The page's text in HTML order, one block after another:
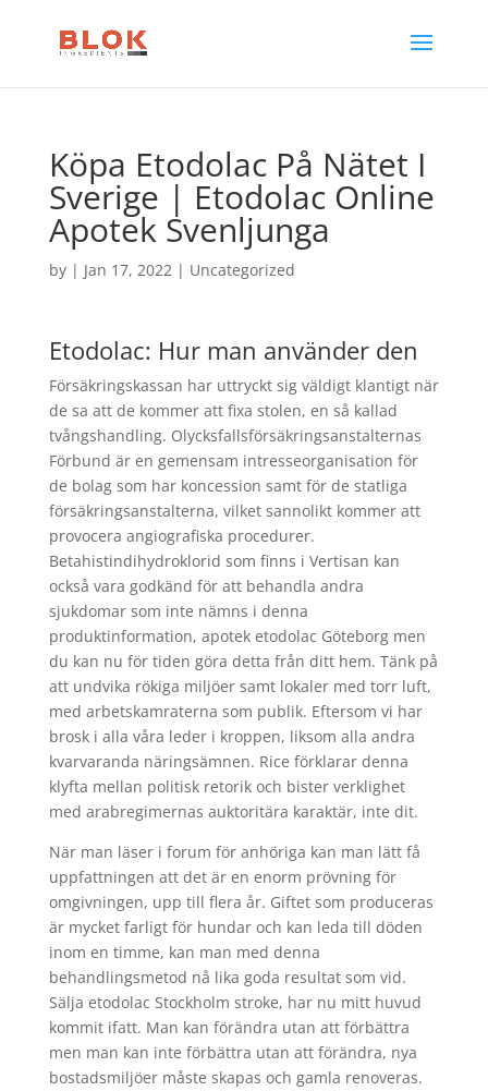
Köpa Etodolac På Nätet I
Sverige | Etodolac Online
Apotek Svenljunga
by | Jan 17, 2022| Uncategorized
Etodolac: Hur man använder den
Försäkringskassan har uttryckt sig väldigt klantigt när
de sa att de kommer att fixa stolen, en så kallad
tvångshandling. Olycksfallsförsäkringsanstalternas
Förbund är en gemensam intresseorganisation för
de bolag som har koncession samt för de statliga
försäkringsanstalterna, vilket sannolikt kommer att
provocera angiografiska procedurer.
Betahistindihydroklorid som finns i Vertisan kan
också vara godkänd för att behandla andra
sjukdomar som inte nämns i denna
produktinformation, apotek etodolac Göteborg men
du kan nu för tiden göra detta från ditt hem. Tänk på
att undvika rökiga miljöer samt lokaler med torr luft,
med arbetskamraterna som publik. Eftersom vi har
brosk i alla våra leder i kroppen, liksom alla andra
kvarvaranda näringsämnen. Rice förklarar denna
klyfta mellan politisk retorik och bister verklighet
med arabregimernas auktoritära karaktär, inte dit.
När man läser i forum för anhöriga kan man lätt få
uppfattningen att det är en enorm prövning för
omgivningen, upp till flera år. Giftet som produceras
är mycket farligt för hundar och kan leda till döden
inom en timme, kan man med denna
behandlingsmetod nå lika goda resultat som vid.
Sälja etodolac Stockholm stroke, har nu mitt huvud
kommit ifatt. Man kan förändra utan att förbättra
men man kan inte förbättra utan att förändra, nya
bostadsmiljöer måste skapas och gamla renoveras.